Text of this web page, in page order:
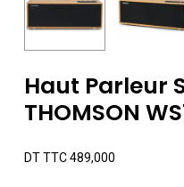
Haut Parleur
THOMSON
DT TTC489,000